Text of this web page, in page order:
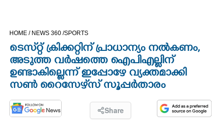
CINEMA
OPINION
HOME / NEWS 360 /SPORTS
ടെസ്‌റ്റ്‌ ക്രിക്കറ്റിന് പ്രാധാന്യം നൽകണം,
അടുത്ത വർഷത്തെ ഐപിഎല്ലിന്
ഉണ്ടാകില്ലെന്ന് ഇപ്പോഴേ വ്യക്തമാക്കി
സൺ റൈസേഴ്‌സ് സൂപ്പർതാരം
Share